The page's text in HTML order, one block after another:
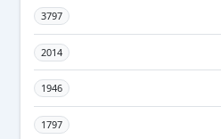
3797
2014
1946
1797